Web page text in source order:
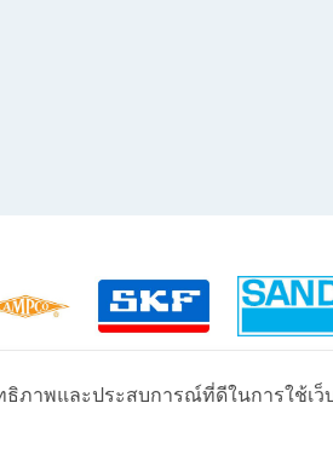
ธิภาพและประสบการณ์ที่ดีในการใช้